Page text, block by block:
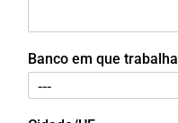
Banco em que trabalha